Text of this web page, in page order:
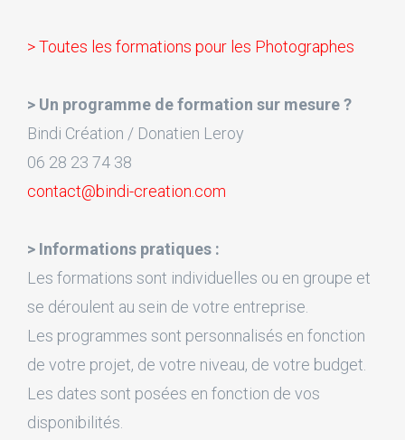
> Toutes les formations pour les Photographes
> Un programme de formation sur mesure ?
Bindi Création / Donatien Leroy
06 28 23 74 38
contact@bindi-creation.com
> Informations pratiques :
Les formations sont individuelles ou en groupe et
se déroulent au sein de votre entreprise.
Les programmes sont personnalisés en fonction
de votre projet, de votre niveau, de votre budget.
Les dates sont posées en fonction de vos
disponibilités.